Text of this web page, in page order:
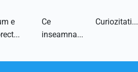
e
Ce
inseamna...
Curiozitati...